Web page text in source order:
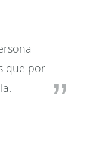
que por